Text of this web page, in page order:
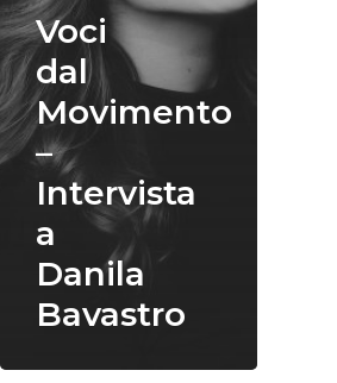
Voci
dal
Movimento
–
Intervista
a
Danila
Bavastro